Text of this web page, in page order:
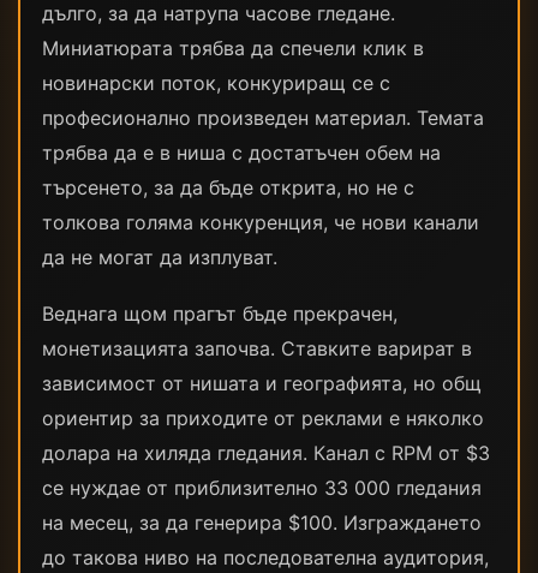
дълго, за да натрупа часове гледане.
Миниатюрата трябва да спечели клик в
новинарски поток, конкуриращ се с
професионално произведен материал. Темата
трябва да е в ниша с достатъчен обем на
търсенето, за да бъде открита, но не с
толкова голяма конкуренция, че нови канали
да не могат да изплуват.
Веднага щом прагът бъде прекрачен,
монетизацията започва. Ставките варират в
зависимост от нишата и географията, но общ
ориентир за приходите от реклами е няколко
долара на хиляда гледания. Канал с RPM от $3
се нуждае от приблизително 33 000 гледания
на месец, за да генерира $100. Изграждането
до такова ниво на последователна аудитория,